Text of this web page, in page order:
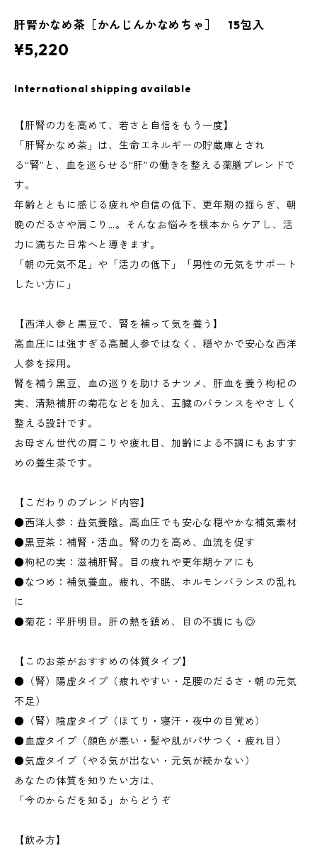
肝腎かなめ茶［かんじんかなめちゃ］ 15包入
¥5,220
International shipping available
【肝腎の力を高めて、若さと自信をもう一度】
「肝腎かなめ茶」は、生命エネルギーの貯蔵庫とされ
る“腎”と、血を巡らせる“肝”の働きを整える薬膳ブレンドで
す。
年齢とともに感じる疲れや自信の低下、更年期の揺らぎ、朝
晩のだるさや肩こり…。そんなお悩みを根本からケアし、活
力に満ちた日常へと導きます。
「朝の元気不足」や「活力の低下」「男性の元気をサポート
したい方に」
【西洋人参と黒豆で、腎を補って気を養う】
高血圧には強すぎる高麗人参ではなく、穏やかで安心な西洋
人参を採用。
腎を補う黒豆、血の巡りを助けるナツメ、肝血を養う枸杞の
実、清熱補肝の菊花などを加え、五臓のバランスをやさしく
整える設計です。
お母さん世代の肩こりや疲れ目、加齢による不調にもおすす
めの養生茶です。
【こだわりのブレンド内容】
●西洋人参：益気養陰。高血圧でも安心な穏やかな補気素材
●黒豆茶：補腎・活血。腎の力を高め、血流を促す
●枸杞の実：滋補肝腎。目の疲れや更年期ケアにも
●なつめ：補気養血。疲れ、不眠、ホルモンバランスの乱れ
に
●菊花：平肝明目。肝の熱を鎮め、目の不調にも◎
【このお茶がおすすめの体質タイプ】
●（腎）陽虚タイプ（疲れやすい・足腰のだるさ・朝の元気
不足）
●（腎）陰虚タイプ（ほてり・寝汗・夜中の目覚め）
●血虚タイプ（顔色が悪い・髪や肌がパサつく・疲れ目）
●気虚タイプ（やる気が出ない・元気が続かない）
あなたの体質を知りたい方は、
「今のからだを知る」からどうぞ
【飲み方】